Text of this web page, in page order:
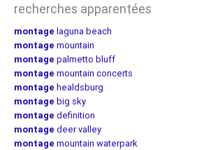
recherches apparentées
montage laguna beach
montage mountain
montage palmetto bluff
montage mountain concerts
montage healdsburg
montage big sky
montage definition
montage deer valley
montage mountain waterpark